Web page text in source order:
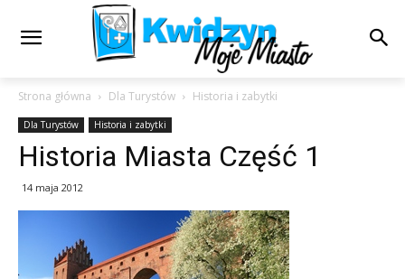
Strona główna Dla Turystów Historia i zabytki
Dla Turystów Historia i zabytki
Historia Miasta Część 1
14 maja 2012